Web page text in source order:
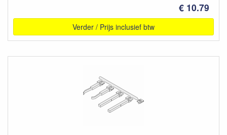
€ 10.79
Verder / Prijs inclusief btw